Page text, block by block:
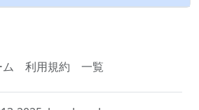
利用規約 一覧